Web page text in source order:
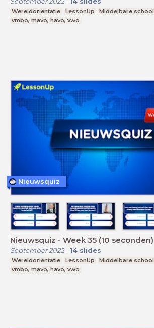
Wereldoriëntatie LessonUp Middelbare school
vmbo, mavo, havo, vwo
Nieuwsquiz - Week 35 (10 seconden)
September 2022- 14 slides
Wereldoriëntatie LessonUp Middelbare school
vmbo, mavo, havo, vwo
Nieuwsquiz